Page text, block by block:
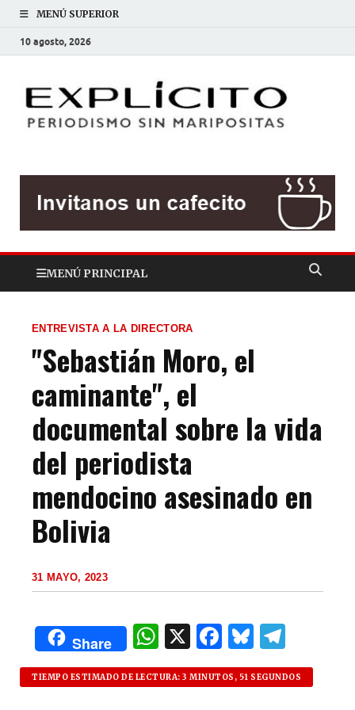
MENÚ SUPERIOR
10 agosto, 2026
MENÚ PRINCIPAL
ENTREVISTA A LA DIRECTORA
"Sebastián Moro, el
caminante", el
documental sobre la vida
del periodista
mendocino asesinado en
Bolivia
31 MAYO, 2023
Share
W
h
at
X F
a
c
B
lu
es
el
e
TIEMPO ESTIMADO DE LECTURA: 3 MINUTOS, 51 SEGUNDOS